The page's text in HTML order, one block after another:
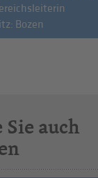
Bozen
auch